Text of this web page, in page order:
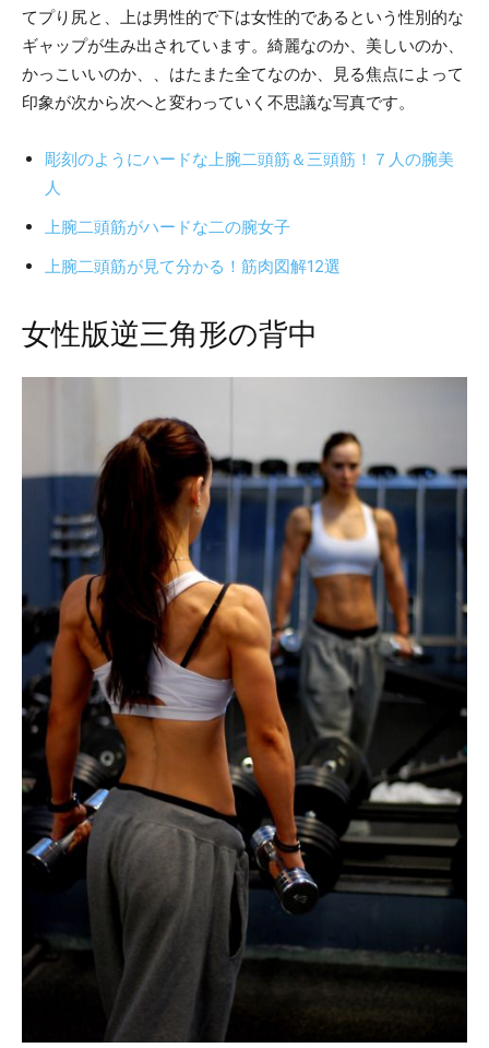
てプり尻と、上は男性的で下は女性的であるという性別的な
ギャップが生み出されています。綺麗なのか、美しいのか、
かっこいいのか、、はたまた全てなのか、見る焦点によって
印象が次から次へと変わっていく不思議な写真です。
彫刻のようにハードな上腕二頭筋＆三頭筋！７人の腕美
人
上腕二頭筋がハードな二の腕女子
上腕二頭筋が見て分かる！筋肉図解12選
女性版逆三角形の背中